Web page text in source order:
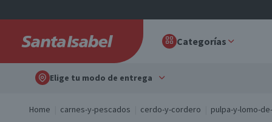
Categorías
Elige tu modo de entrega
Home carnes-y-pescados cerdo-y-cordero pulpa-y-lomo-